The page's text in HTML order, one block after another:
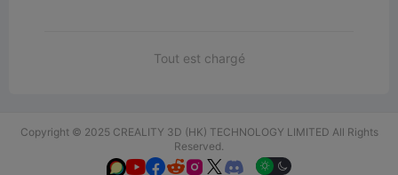
Tout est chargé
Copyright © 2025 CREALITY 3D (HK) TECHNOLOGY LIMITED All Rights
Reserved.
  